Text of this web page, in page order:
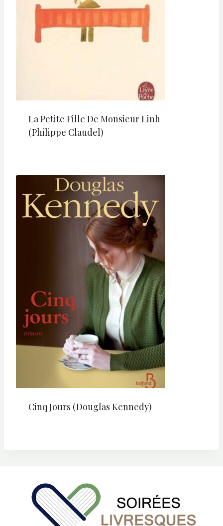
La Petite Fille De Monsieur Linh
(Philippe Claudel)
Cinq Jours (Douglas Kennedy)